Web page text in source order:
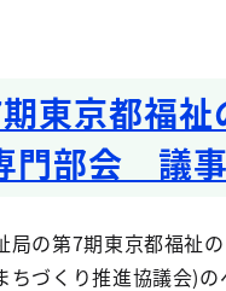
東京都福
門部会 議
局の第7期東京都福祉
ちづくり推進協議会)の